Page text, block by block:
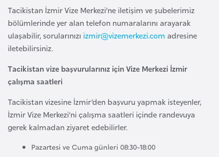
Tacikistan İzmir Vize Merkezi’ne iletişim ve şubelerimiz
bölümlerinde yer alan telefon numaralarını arayarak
ulaşabilir, sorularınızı izmir@vizemerkezi.com adresine
iletebilirsiniz.
Tacikistan vize başvurularınız için Vize Merkezi İzmir
çalışma saatleri
Tacikistan vizesine İzmir’den başvuru yapmak isteyenler,
İzmir Vize Merkezi’ni çalışma saatleri içinde randevuya
gerek kalmadan ziyaret edebilirler.
Pazartesi ve Cuma günleri 08:30-18:00
i
n
B
s
n
a
H
e